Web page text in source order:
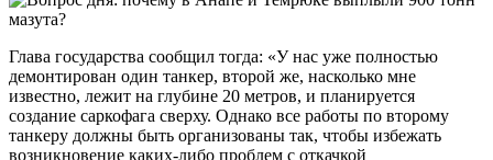
Глава государства сообщил тогда: «У нас уже полностью
демонтирован один танкер, второй же, насколько мне
известно, лежит на глубине 20 метров, и планируется
создание саркофага сверху. Однако все работы по второму
танкеру должны быть организованы так, чтобы избежать
возникновение каких-либо проблем с откачкой